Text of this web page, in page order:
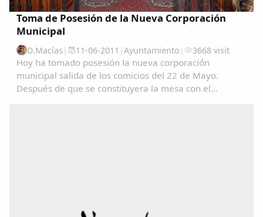
Toma de Posesión de la Nueva Corporación
Municipal
D.Macías | 11-06-2011 | Ayuntamiento | 3668 visit
Hoy ha tomado posesión la nueva corporación
municipal salida de los comicios del 22 de Mayo.
Después de que se constituyera la mesa con el